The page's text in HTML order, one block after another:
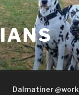
Dalmatiner @work